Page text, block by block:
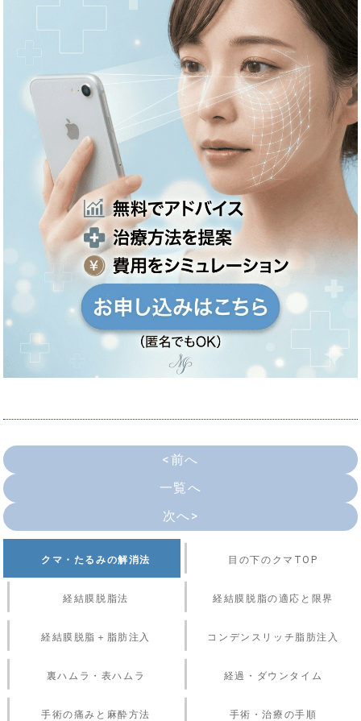
<前へ
一覧へ
次へ>
クマ・たるみの解消法 目の下のクマTOP
経結膜脱脂法 経結膜脱脂の適応と限界
経結膜脱脂＋脂肪注入 コンデンスリッチ脂肪注入
裏ハムラ・表ハムラ 経過・ダウンタイム
手術の痛みと麻酔方法 手術・治療の手順